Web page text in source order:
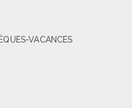
VACANCES